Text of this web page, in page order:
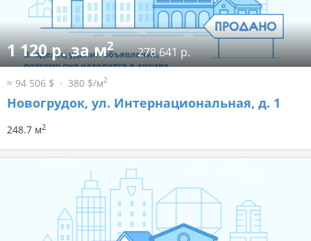
1 120 р. за м2 278 641 р.
≈ 94 506 $ 380 $/м2
Новогрудок, ул. Интернациональная, д. 1
248.7 м2